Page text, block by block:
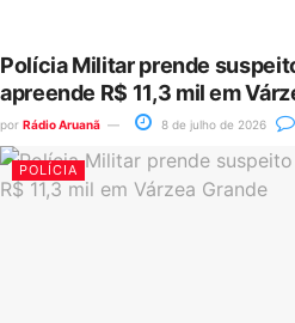
Polícia Militar prende
apreende R$ 11,3 mil em
por Rádio Aruanã 8 de julho de 2026
POLÍCIA